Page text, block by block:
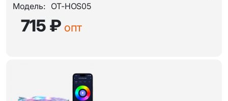
Модель: OT-HOS05
715 ₽ опт